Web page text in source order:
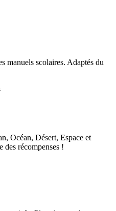
manuels scolaires. Adaptés du
Océan, Désert, Espace et
des récompenses !